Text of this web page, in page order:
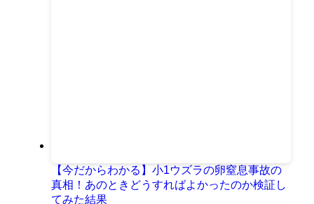
【今だからわかる】小1ウズラの卵窒息事故の
真相！あのときどうすればよかったのか検証し
てみた結果